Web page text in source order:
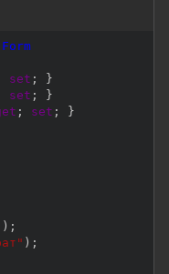
Form
set ;
}
set ;
}
; set ;
}
) ;
) ;